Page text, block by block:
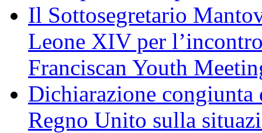
Il Sottosegretario
Leone XIV per
Franciscan Youth
Dichiarazione
Regno Unito sulla